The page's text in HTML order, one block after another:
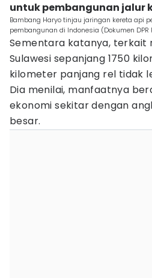
untuk pembangunan jalur
Bambang Haryo tinjau jaringan kereta api
pembangunan di Indonesia (Dokumen DPR
Sementara katanya, terkait
Sulawesi sepanjang 1750
kilometer panjang rel tidak
Dia menilai, manfaatnya
ekonomi sekitar dengan
besar.